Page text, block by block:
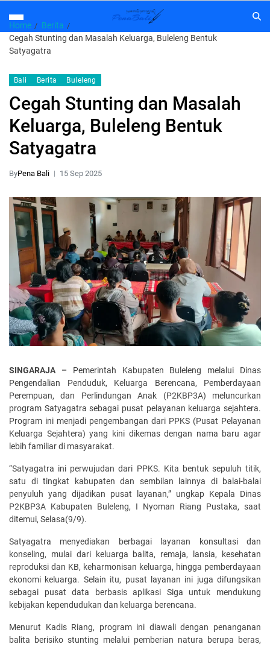
Home
Berita
Cegah Stunting dan Masalah Keluarga, Buleleng Bentuk
Satyagatra
Bali Berita Buleleng
Cegah Stunting dan Masalah
Keluarga, Buleleng Bentuk
Satyagatra
ByPena Bali 15 Sep 2025
SINGARAJA – Pemerintah Kabupaten Buleleng melalui Dinas
Pengendalian Penduduk, Keluarga Berencana, Pemberdayaan
Perempuan, dan Perlindungan Anak (P2KBP3A) meluncurkan
program Satyagatra sebagai pusat pelayanan keluarga sejahtera.
Program ini menjadi pengembangan dari PPKS (Pusat Pelayanan
Keluarga Sejahtera) yang kini dikemas dengan nama baru agar
lebih familiar di masyarakat.
“Satyagatra ini perwujudan dari PPKS. Kita bentuk sepuluh titik,
satu di tingkat kabupaten dan sembilan lainnya di balai-balai
penyuluh yang dijadikan pusat layanan,” ungkap Kepala Dinas
P2KBP3A Kabupaten Buleleng, I Nyoman Riang Pustaka, saat
ditemui, Selasa(9/9).
Satyagatra menyediakan berbagai layanan konsultasi dan
konseling, mulai dari keluarga balita, remaja, lansia, kesehatan
reproduksi dan KB, keharmonisan keluarga, hingga pemberdayaan
ekonomi keluarga. Selain itu, pusat layanan ini juga difungsikan
sebagai pusat data berbasis aplikasi Siga untuk mendukung
kebijakan kependudukan dan keluarga berencana.
Menurut Kadis Riang, program ini diawali dengan penanganan
balita berisiko stunting melalui pemberian natura berupa beras,